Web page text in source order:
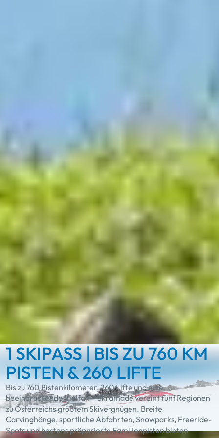
einem klaren Blick auf nachhaltige Entwicklung sind
Seilbahnen ein wichtiger Teil der alpinen Infrastruktur. Sie
stärken den Tourismus in den Regionen, schaffen kurze
Wege in die Natur und machen Bergerlebnisse für viele
Menschen einfach erreichbar.
Als Ski amadé sind wir froh, Teil dieser Gemeinschaft zu
sein. Zusammen stehen wir für Qualität, Verlässlichkeit und
besondere Bergerlebnisse in Österreich – im Winter
genauso wie im Sommer.
Mehr zum Jubiläum
1 SKIPASS | BIS ZU 760 KM
PISTEN & 260 LIFTE
Bis zu 760 Pistenkilometer, 260 Lifte und eine
beeindruckende Vielfalt – Ski amadé vereint fünf Regionen
zu Österreichs größtem Skivergnügen. Breite
Carvinghänge, sportliche Abfahrten, Snowparks, Freeride-
Spots und bestens präparierte Familienpisten bieten